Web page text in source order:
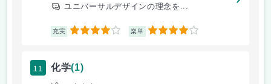
ユニバーサルデザインの理念を...
充実 4 楽単 4
11 化学(1)